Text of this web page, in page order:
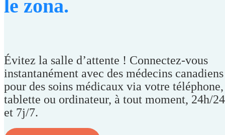
le zona.
Évitez la salle d’attente ! Connectez-vous
instantanément avec des médecins canadiens
pour des soins médicaux via votre téléphone,
tablette ou ordinateur, à tout moment, 24h/24
et 7j/7.